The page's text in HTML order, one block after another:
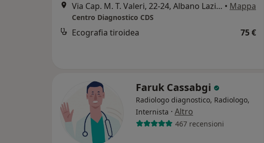
Via Cap. M. T. Valeri, 22-24, Albano Laziale • Mappa
Centro Diagnostico CDS
Ecografia tiroidea 75 €
Faruk Cassabgi
Radiologo diagnostico, Radiologo,
Internista · Altro
467 recensioni